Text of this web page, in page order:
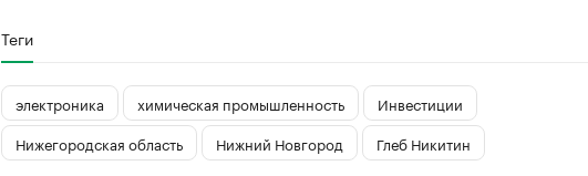
Теги
электроника химическая промышленность
Инвестиции
Нижегородская область
Нижний Новгород Глеб Никитин